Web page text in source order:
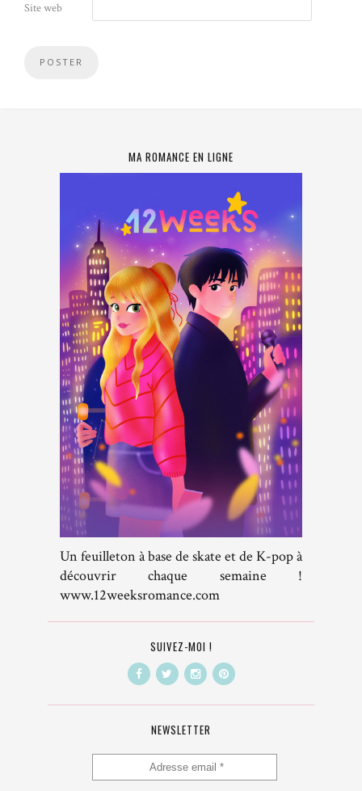
Site web
MA ROMANCE EN LIGNE
Un feuilleton à base de skate et de K-pop à
découvrir chaque semaine !
www.12weeksromance.com
SUIVEZ-MOI !
NEWSLETTER